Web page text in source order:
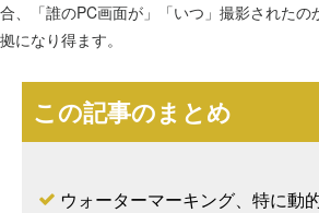
合、「誰のPC画面が」「いつ」撮影された
拠になり得ます。
この記事のまとめ
ウォーターマーキング、特に動